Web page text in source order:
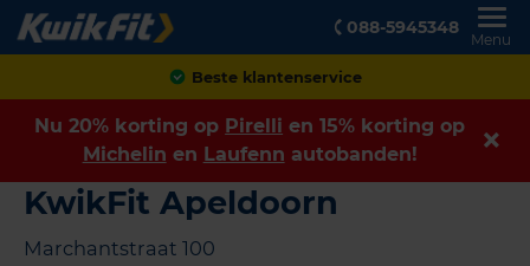
088-5945348
Menu
Beste klantenservice
Nu 20% korting op Pirelli en 15% korting op
Michelin en Laufenn autobanden!
KwikFit Apeldoorn
Marchantstraat 100